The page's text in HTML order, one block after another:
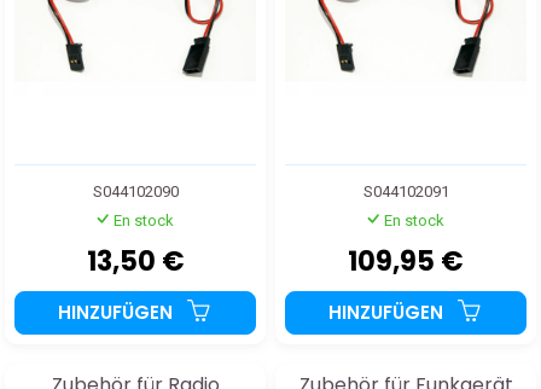
S044102090
En stock
13,50 €
HINZUFÜGEN
S044102091
En stock
109,95 €
HINZUFÜGEN